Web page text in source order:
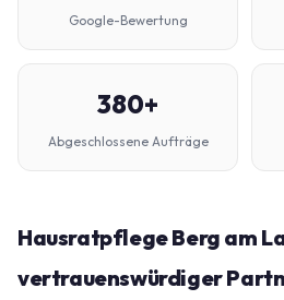
Google-Bewertung
380+
Abgeschlossene Aufträge
Hausratpflege Berg am
vertrauenswürdiger